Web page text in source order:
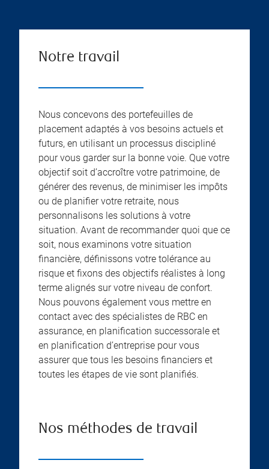
Notre travail
Nous concevons des portefeuilles de
placement adaptés à vos besoins actuels et
futurs, en utilisant un processus discipliné
pour vous garder sur la bonne voie. Que votre
objectif soit d’accroître votre patrimoine, de
générer des revenus, de minimiser les impôts
ou de planifier votre retraite, nous
personnalisons les solutions à votre
situation. Avant de recommander quoi que ce
soit, nous examinons votre situation
financière, définissons votre tolérance au
risque et fixons des objectifs réalistes à long
terme alignés sur votre niveau de confort.
Nous pouvons également vous mettre en
contact avec des spécialistes de RBC en
assurance, en planification successorale et
en planification d’entreprise pour vous
assurer que tous les besoins financiers et
toutes les étapes de vie sont planifiés.
Nos méthodes de travail